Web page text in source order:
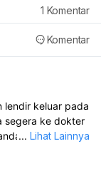
Komentar
1 Komentar
lendir keluar pada
segera ke dokter
kontraksi
disertai keluar
... Lihat Lainnya